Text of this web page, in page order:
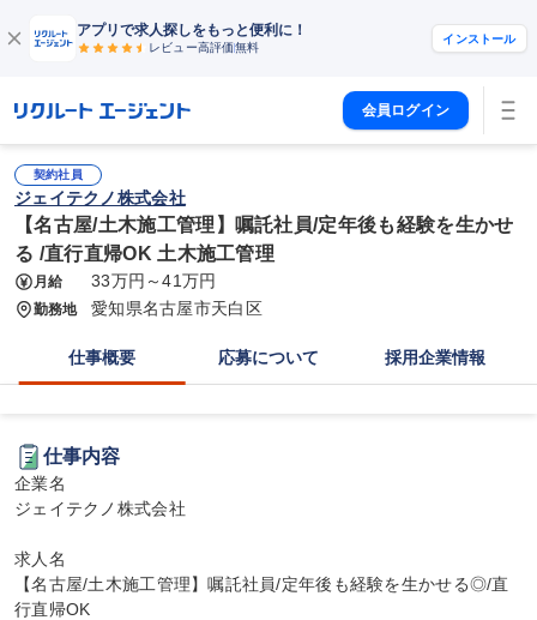
アプリで求人探しをもっと便利に！
レビュー高評価無料
インストール
会員ログイン
契約社員
ジェイテクノ株式会社
【名古屋/土木施工管理】嘱託社員/定年後も経験を生かせ
る /直行直帰OK 土木施工管理
月給 33万円～41万円
勤務地 愛知県名古屋市天白区
仕事概要 応募について 採用企業情報
仕事内容
企業名
ジェイテクノ株式会社
求人名
【名古屋/土木施工管理】嘱託社員/定年後も経験を生かせる◎/直
行直帰OK